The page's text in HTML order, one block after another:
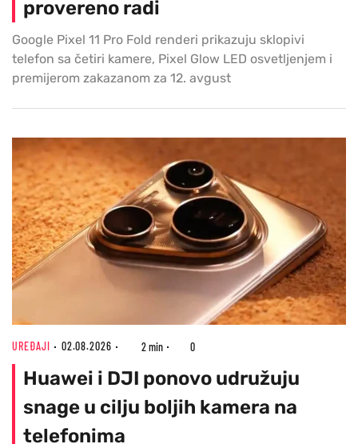
provereno radi
Google Pixel 11 Pro Fold renderi prikazuju sklopivi
telefon sa četiri kamere, Pixel Glow LED osvetljenjem i
premijerom zakazanom za 12. avgust
UREĐAJI 02.08.2026 2 min 0
Huawei i DJI ponovo udružuju
snage u cilju boljih kamera na
telefonima